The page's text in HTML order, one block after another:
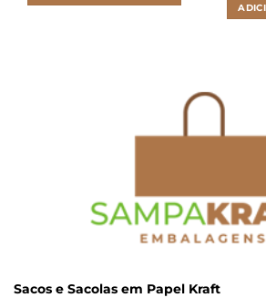
Sacos e Sacolas em Papel Kraft